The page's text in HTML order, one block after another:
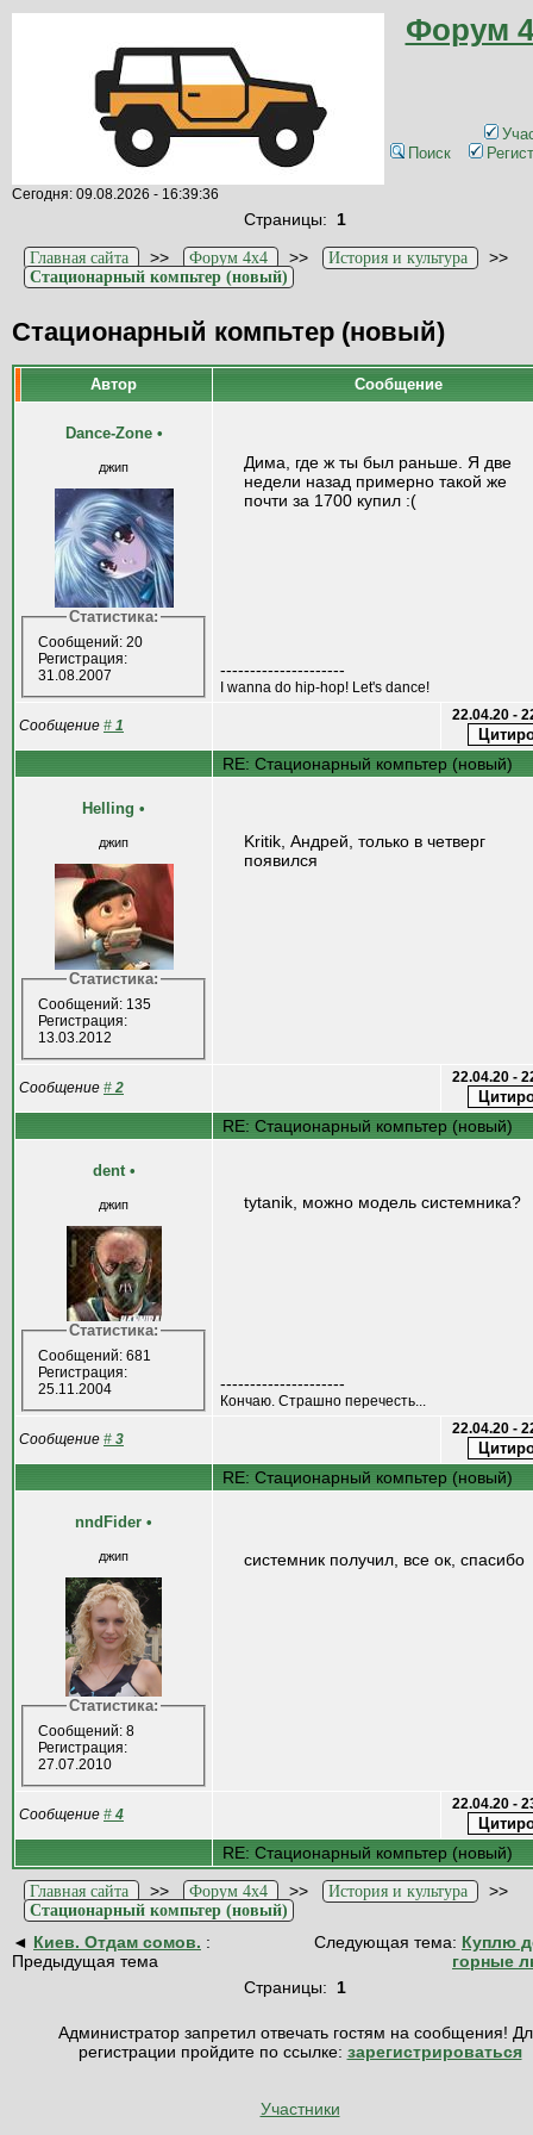
Форум
Поиск
Сегодня: 09.08.2026 - 16:39:36
Страницы: 1
Главная сайта >> Форум 4x4 >> История и культура >>
Стационарный компьтер (новый)
Стационарный компьтер (новый)
Автор Сообщение
Dance-Zone •
джип
Статистика:
Сообщений: 20
Регистрация:
31.08.2007
Дима, где ж ты был раньше. Я две
недели назад примерно такой же
почти за 1700 купил :(
---------------------
I wanna do hip-hop! Let's dance!
Сообщение # 1
22.04.20 -
RE: Стационарный компьтер (новый)
Helling •
джип
Статистика:
Сообщений: 135
Регистрация:
13.03.2012
Kritik, Андрей, только в четверг
появился
Сообщение # 2
22.04.20 -
RE: Стационарный компьтер (новый)
dent •
джип
Статистика:
Сообщений: 681
Регистрация:
25.11.2004
tytanik, можно модель системника?
---------------------
Кончаю. Страшно перечесть...
Сообщение # 3
22.04.20 -
RE: Стационарный компьтер (новый)
nndFider •
джип
Статистика:
Сообщений: 8
Регистрация:
27.07.2010
системник получил, все ок, спасибо
Сообщение # 4
22.04.20 -
RE: Стационарный компьтер (новый)
Главная сайта >> Форум 4x4 >> История и культура >>
Стационарный компьтер (новый)
◄ Киев. Отдам сомов. :
Предыдущая тема
Следующая тема: Куплю
горные
Страницы: 1
Администратор запретил отвечать гостям на сообщения!
регистрации пройдите по ссылке: зарегистрироваться
Участники